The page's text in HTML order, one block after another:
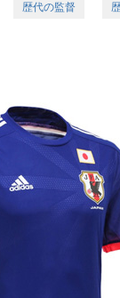
歴代の監督